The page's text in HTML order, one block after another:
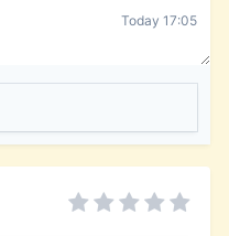
Today 17:05